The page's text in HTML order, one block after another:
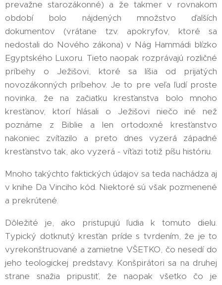
prevažne starozákonné) a že takmer v rovnakom
období bolo nájdených množstvo ďalších
dokumentov (vrátane tzv. apokryfov, ktoré sa
nedostali do Nového zákona) v Nág Hammádi blízko
Egyptského Luxoru. Tieto naopak rozprávajú rozličné
príbehy o Ježišovi, ktoré sa líšia od prijatých
novozákonných príbehov. Je to pre veľa ľudí proste
novinka, že na začiatku kresťanstva bolo mnoho
kresťanov, ktorí hlásali o Ježišovi niečo iné než
poznáme z Biblie a len ortodoxné kresťanstvo
nakoniec zvíťazilo a preto dnes vyzerá západné
kresťanstvo tak, ako vyzerá - víťazi totiž píšu históriu.
Mnoho takýchto faktických údajov sa teda nachádza aj
v knihe Da Vinciho kód. Niektoré sú však pozmenené
a prekrútené.
Dôležité je, ako pristupujú ľudia k tomuto dielu.
Typický dotknutý kresťan príde s tvrdením, že je to
vyrekonštruované a zamietne VŠETKO, čo nesedí do
jeho teologickej predstavy. Konšpirátori sa na druhej
strane snažia pripustiť, že naopak všetko čo je